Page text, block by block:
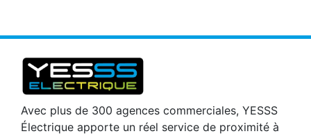
Avec plus de 300 agences commerciales, YESSS
Électrique apporte un réel service de proximité à